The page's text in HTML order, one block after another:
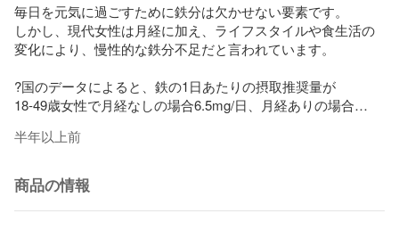
毎日を元気に過ごすために鉄分は欠かせない要素です。
しかし、現代女性は月経に加え、ライフスタイルや食生活の
変化により、慢性的な鉄分不足だと言われています。
?国のデータによると、鉄の1日あたりの摂取推奨量が
18-49歳女性で月経なしの場合6.5mg/日、月経ありの場合
?また、月経による鉄損失を補うために必要な鉄摂取量は、
分を補給する必要があります。
?そこで日常的にも、月経時など鉄分がより必要とされる日に
半年以上前
商品の情報